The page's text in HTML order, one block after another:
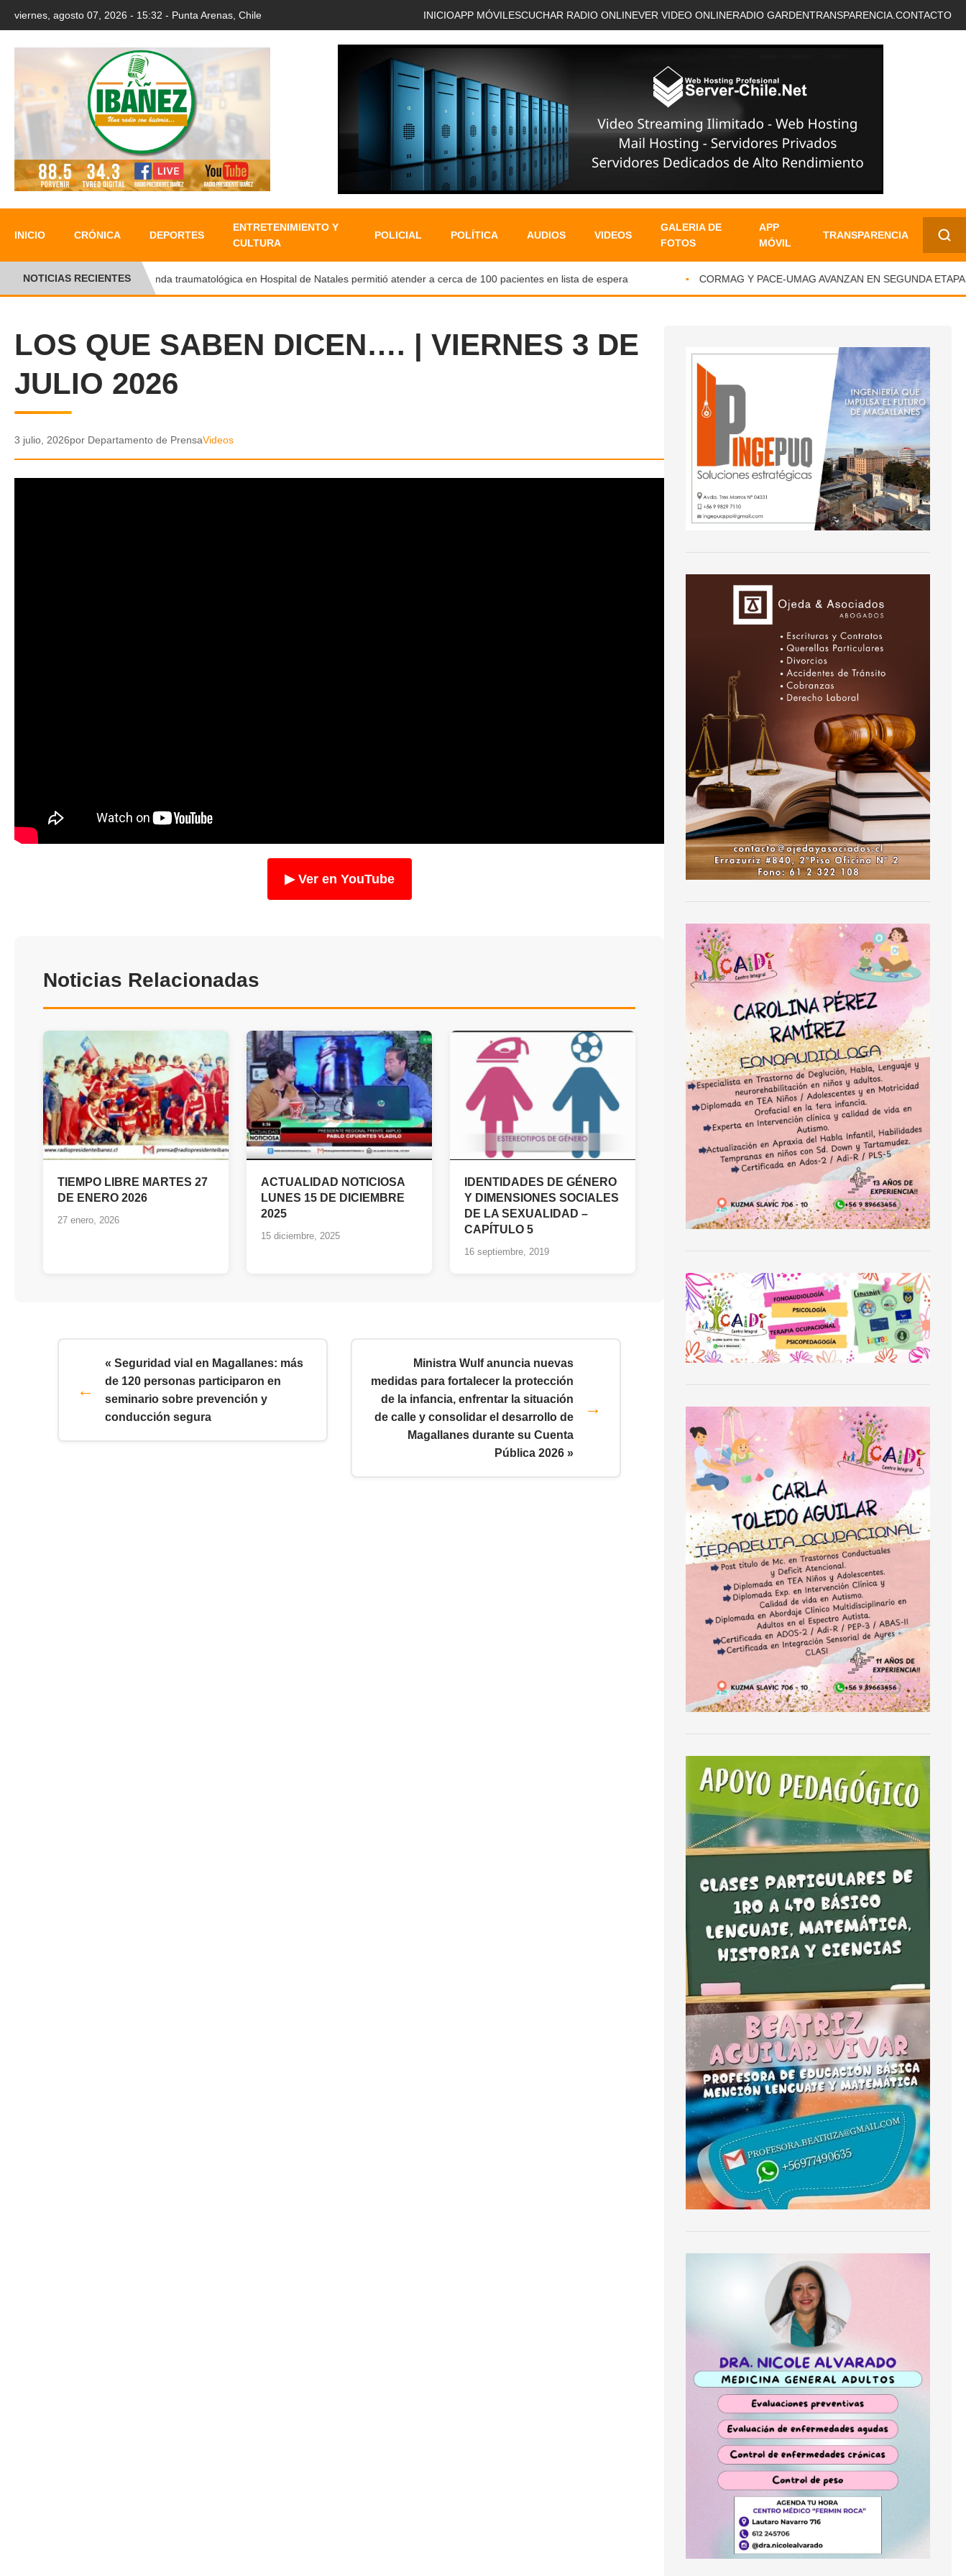
viernes, agosto 07, 2026 - 15:32 - Punta Arenas, Chile INICIOAPP MÓVIL ESCUCHAR RADIO ONLINEVER VIDEO ONLINERADIO GARDENTRANSPARENCIA. CONTACTO
INICIO CRÓNICA DEPORTES
ENTRETENIMIENTO Y
CULTURA
POLICIAL POLÍTICA AUDIOS VIDEOS
GALERIA DE
FOTOS
APP
MÓVIL
TRANSPARENCIA
✕
NOTICIAS RECIENTESRonda traumatológica en Hospital de Natales permitió atender a cerca de 100 pacientes en lista de espera CORMAG Y PACE-UMAG AVANZAN EN SEGUNDA ETAPA
LOS QUE SABEN DICEN…. | VIERNES 3 DE
JULIO 2026
3 julio, 2026por Departamento de PrensaVideos
▶ Ver en YouTube
Noticias Relacionadas
TIEMPO LIBRE MARTES 27
DE ENERO 2026
27 enero, 2026
ACTUALIDAD NOTICIOSA
LUNES 15 DE DICIEMBRE
2025
15 diciembre, 2025
IDENTIDADES DE GÉNERO
Y DIMENSIONES SOCIALES
DE LA SEXUALIDAD –
CAPÍTULO 5
16 septiembre, 2019
« Seguridad vial en Magallanes: más
de 120 personas participaron en
seminario sobre prevención y
conducción segura
Ministra Wulf anuncia nuevas
medidas para fortalecer la protección
de la infancia, enfrentar la situación
de calle y consolidar el desarrollo de
Magallanes durante su Cuenta
Pública 2026 »